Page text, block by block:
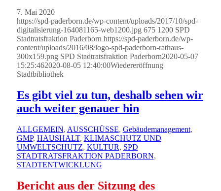
7. Mai 2020
https://spd-paderborn.de/wp-content/uploads/2017/10/spd-
digitalisierung-164081165-web1200.jpg 675 1200 SPD
Stadtratsfraktion Paderborn https://spd-paderborn.de/wp-
content/uploads/2016/08/logo-spd-paderborn-rathaus-
300x159.png SPD Stadtratsfraktion Paderborn2020-05-07
15:25:462020-08-05 12:40:00Wiedereröffnung
Stadtbibliothek
Es gibt viel zu tun, deshalb sehen wir
auch weiter genauer hin
ALLGEMEIN, AUSSCHÜSSE, Gebäudemanagement,
GMP, HAUSHALT, KLIMASCHUTZ UND
UMWELTSCHUTZ, KULTUR, SPD
STADTRATSFRAKTION PADERBORN,
STADTENTWICKLUNG
Bericht aus der Sitzung des